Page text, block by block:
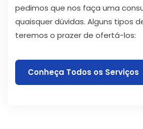
pedimos que nos faça uma
quaisquer dúvidas. Alguns tipos
teremos o prazer de ofertá-los:
Conheça Todos os Serviços